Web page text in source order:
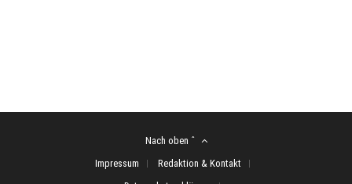
Nach oben ˆ
Impressum
Redaktion & Kontakt